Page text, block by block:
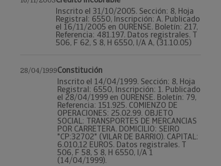
Inscrito el 31/10/2005. Sección: 8, Hoja
Registral: 6550, Inscripción: A. Publicado
el 16/11/2005 en OURENSE. Boletín: 217,
Referencia: 481.197. Datos registrales. T
506, F 62, S 8, H 6550, I/A A, (31.10.05)
28/04/1999Constitución
Inscrito el 14/04/1999. Sección: 8, Hoja
Registral: 6550, Inscripción: 1. Publicado
el 28/04/1999 en OURENSE. Boletín: 79,
Referencia: 151.925. COMIENZO DE
OPERACIONES: 25.02.99. OBJETO
SOCIAL: TRANSPORTES DE MERCANCIAS
POR CARRETERA. DOMICILIO: SEIRO
"CP:32702" (VILAR DE BARRIO). CAPITAL:
6.010,12 EUROS. Datos registrales. T
506, F 58, S 8, H 6550, I/A 1
(14/04/1999).